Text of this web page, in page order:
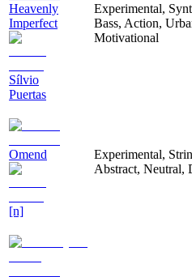
Heavenly
Imperfect
Sílvio
Puertas
Experimental,
Bass, Action,
Motivational
Omend
[n]
Experimental,
Abstract, Neutral,